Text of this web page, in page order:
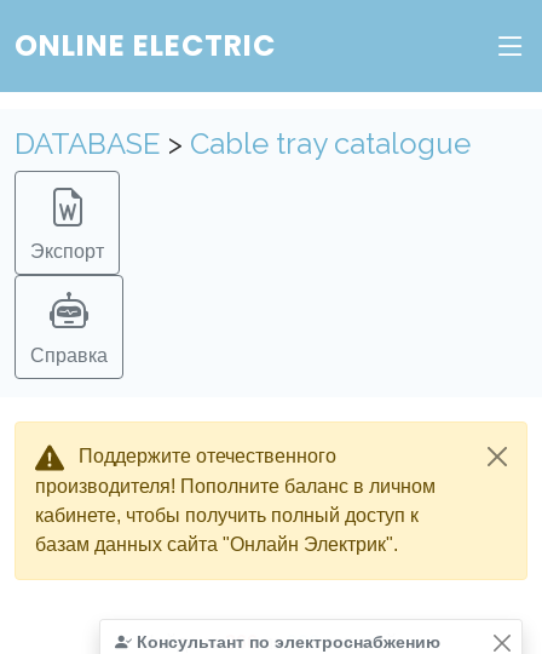
ONLINE ELECTRIC
DATABASE > Cable tray catalogue
Экспорт
Справка
Поддержите отечественного
производителя! Пополните баланс в личном
кабинете, чтобы получить полный доступ к
базам данных сайта "Онлайн Электрик".
Консультант по электроснабжению
Найдено366из366записей.